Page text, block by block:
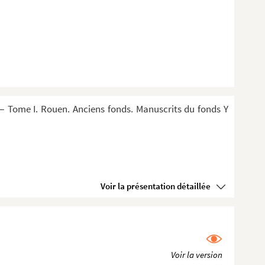
I. Rouen. Anciens fonds. Manuscrits du fonds Y
Voir la présentation détaillée